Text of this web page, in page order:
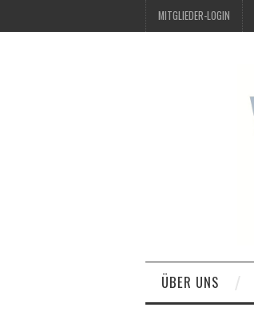
MITGLIEDER-LOGIN
ÜBER UNS